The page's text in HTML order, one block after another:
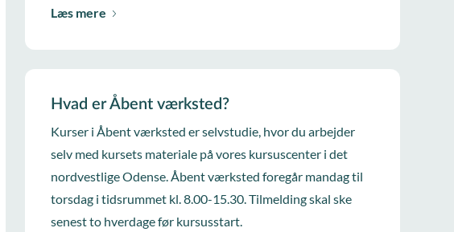
Læs mere
Hvad er Åbent værksted?
Kurser i Åbent værksted er selvstudie, hvor du arbejder
selv med kursets materiale på vores kursuscenter i det
nordvestlige Odense. Åbent værksted foregår mandag til
torsdag i tidsrummet kl. 8.00-15.30. Tilmelding skal ske
senest to hverdage før kursusstart.